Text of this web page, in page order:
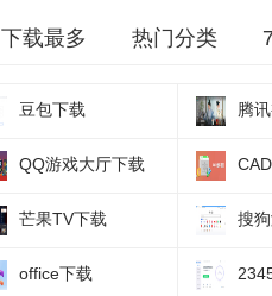
下载最多 热门分类
豆包下载 腾
QQ游戏大厅下载
芒果TV下载 搜
office下载